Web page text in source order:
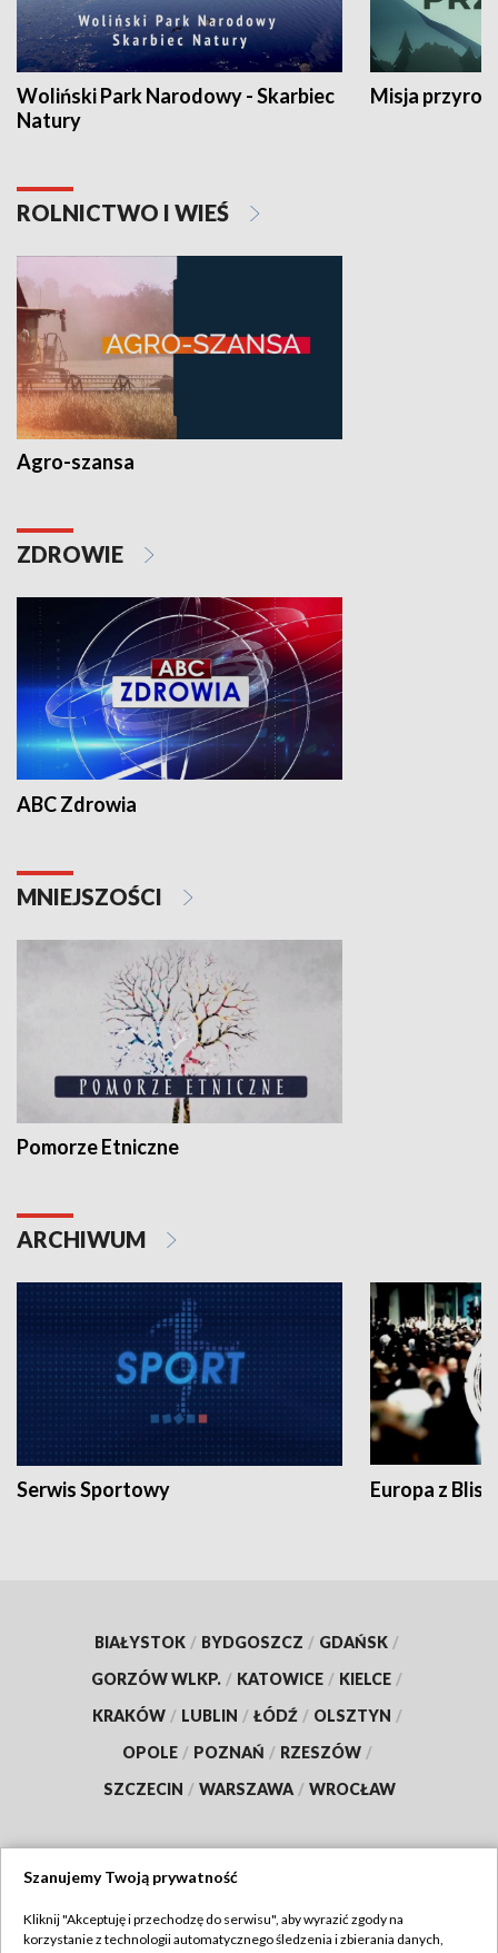
Woliński Park Narodowy - Skarbiec
Natury
Misja
ROLNICTWO I WIEŚ
Agro-szansa
ZDROWIE
ABC Zdrowia
MNIEJSZOŚCI
Pomorze Etniczne
ARCHIWUM
Serwis Sportowy Europa z
BIAŁYSTOK / BYDGOSZCZ / GDAŃSK /
GORZÓW WLKP. / KATOWICE / KIELCE /
KRAKÓW / LUBLIN / ŁÓDŹ / OLSZTYN /
OPOLE / POZNAŃ / RZESZÓW /
SZCZECIN / WARSZAWA / WROCŁAW
TVP
Szanujemy Twoją prywatność
Kliknij "Akceptuję i przechodzę do serwisu", aby wyrazić zgody na
korzystanie z technologii automatycznego śledzenia i zbierania danych,